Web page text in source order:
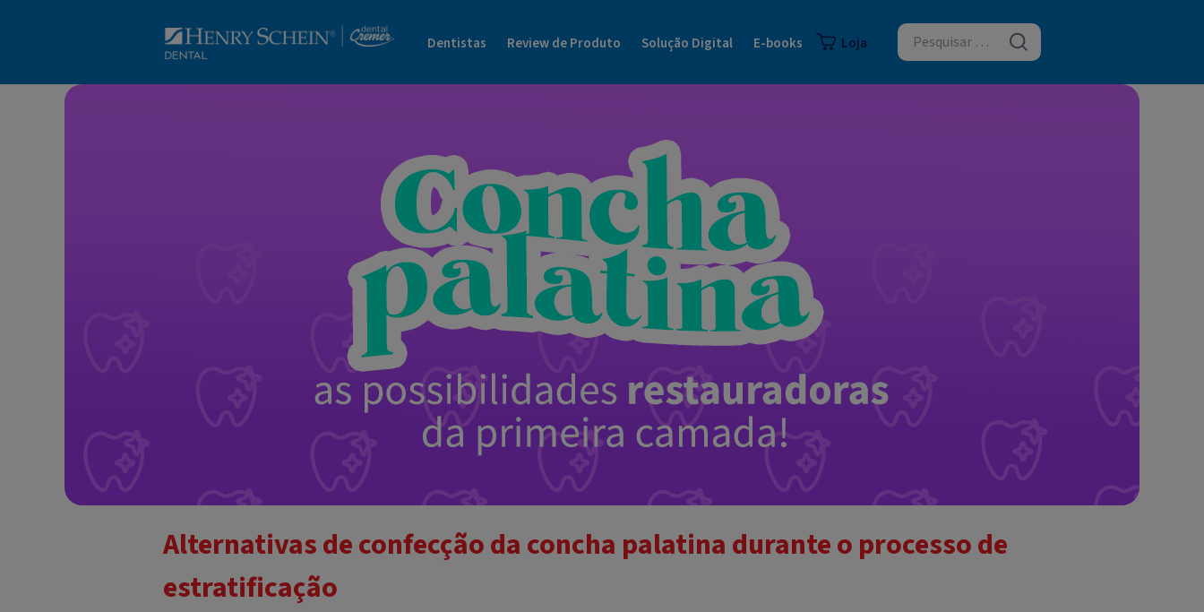
Dentistas Review de Produto Solução Digital E-books Loja
Alternativas de confecção da concha palatina durante o processo de
estratificação